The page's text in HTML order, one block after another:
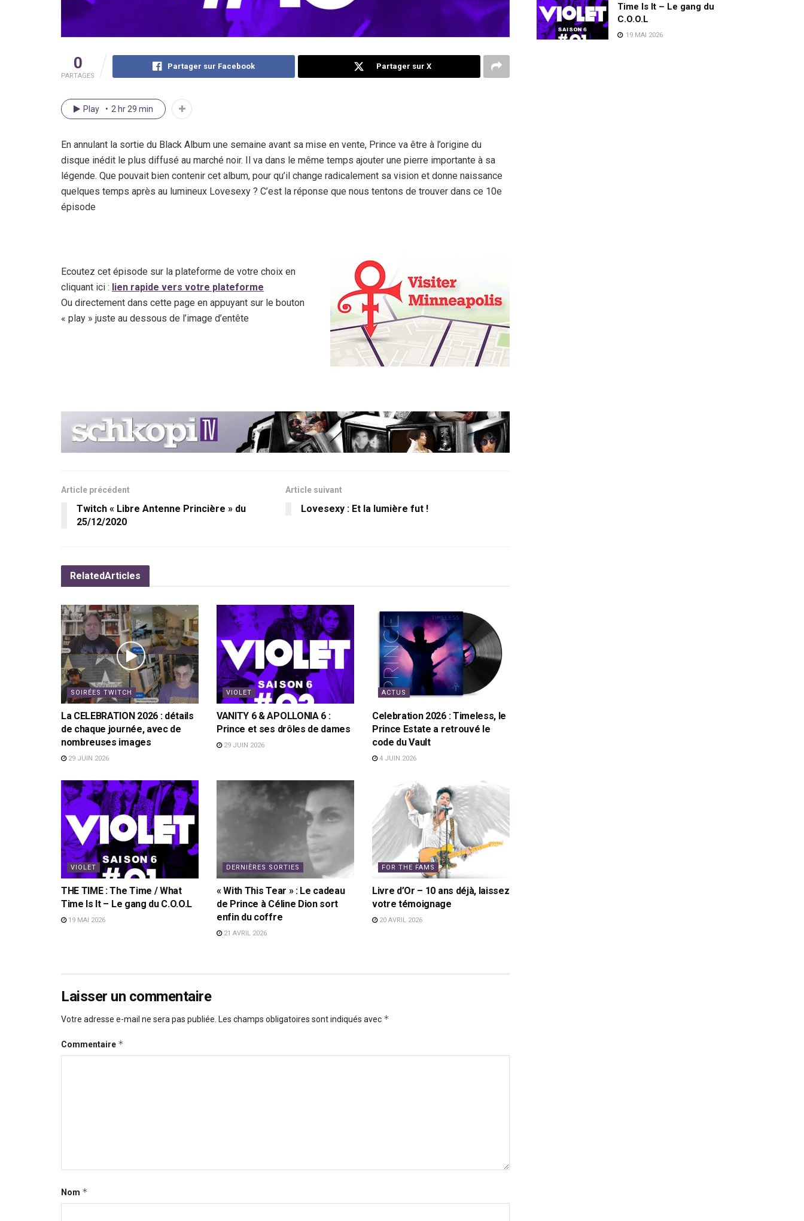
0
PARTAGES
Partager sur Facebook Partager sur X
Play 2 hr 29 min
En annulant la sortie du Black Album une semaine avant sa mise en vente, Prince va être à l’origine du
disque inédit le plus diffusé au marché noir. Il va dans le même temps ajouter une pierre importante à sa
légende. Que pouvait bien contenir cet album, pour qu’il change radicalement sa vision et donne naissance
quelques temps après au lumineux Lovesexy ? C’est la réponse que nous tentons de trouver dans ce 10e
épisode
Ecoutez cet épisode sur la plateforme de votre choix en
cliquant ici : lien rapide vers votre plateforme
Ou directement dans cette page en appuyant sur le bouton
« play » juste au dessous de l’image d’entête
Article précédent
Twitch « Libre Antenne Princière » du
25/12/2020
Article suivant
Lovesexy : Et la lumière fut !
RelatedArticles
SOIRÉES TWITCH
La CELEBRATION 2026 : détails
de chaque journée, avec de
nombreuses images
29 JUIN 2026
VIOLET
VANITY 6 & APOLLONIA 6 :
Prince et ses drôles de dames
29 JUIN 2026
ACTUS
Celebration 2026 : Timeless, le
Prince Estate a retrouvé le
code du Vault
4 JUIN 2026
VIOLET
THE TIME : The Time / What
Time Is It – Le gang du C.O.O.L
19 MAI 2026
DERNIÈRES SORTIES
« With This Tear » : Le cadeau
de Prince à Céline Dion sort
enfin du coffre
21 AVRIL 2026
FOR THE FAMS
Livre d’Or – 10 ans déjà, laissez
votre témoignage
20 AVRIL 2026
Laisser un commentaire
Votre adresse e-mail ne sera pas publiée. Les champs obligatoires sont indiqués avec *
Commentaire *
Nom *
Time Is It – Le gang du
C.O.O.L
19 MAI 2026